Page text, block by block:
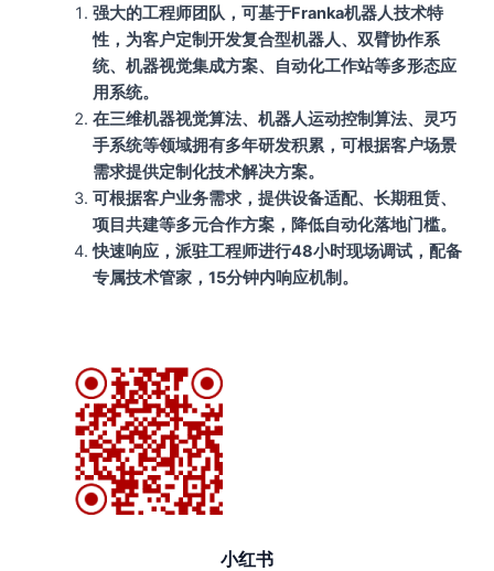
强大的工程师团队，可基于Franka机器人技术特
性，为客户定制开发复合型机器人、双臂协作系
统、机器视觉集成方案、自动化工作站等多形态应
用系统。
在三维机器视觉算法、机器人运动控制算法、灵巧
手系统等领域拥有多年研发积累，可根据客户场景
需求提供定制化技术解决方案。
可根据客户业务需求，提供设备适配、长期租赁、
项目共建等多元合作方案，降低自动化落地门槛。
快速响应，派驻工程师进行48小时现场调试，配备
专属技术管家，15分钟内响应机制。
小红书